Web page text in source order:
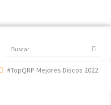
Buscar
#TopQRP Mejores Discos 2022